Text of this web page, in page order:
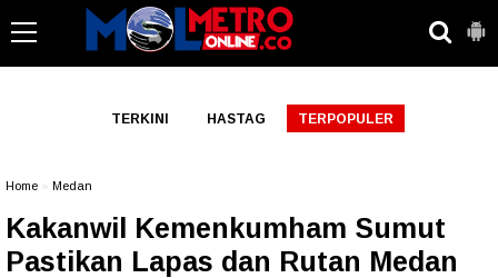
TERKINI HASTAG TERPOPULER
Home Medan
Kakanwil Kemenkumham Sumut
Pastikan Lapas dan Rutan Medan